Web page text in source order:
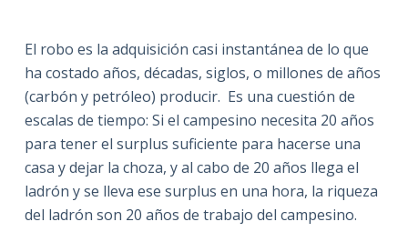
n
d
o
El robo es la adquisición casi instantánea de lo que
ha costado años, décadas, siglos, o millones de años
(carbón y petróleo) producir. Es una cuestión de
escalas de tiempo: Si el campesino necesita 20 años
para tener el surplus suficiente para hacerse una
casa y dejar la choza, y al cabo de 20 años llega el
ladrón y se lleva ese surplus en una hora, la riqueza
del ladrón son 20 años de trabajo del campesino.